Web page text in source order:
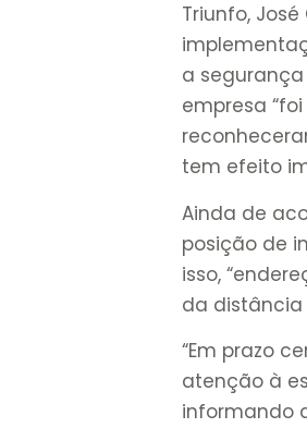
Triunfo,
a segurança
empresa
tem efeito
Ainda de
posição de
isso,
da distância
“Em prazo
atenção à
informando